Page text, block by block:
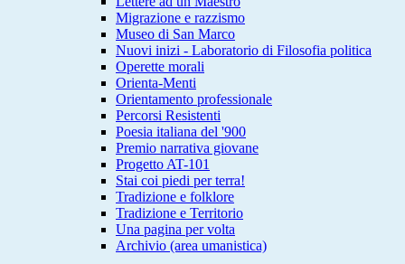
Migrazione e razzismo
Museo di San Marco
Nuovi inizi - Laboratorio di Filosofia politica
Operette morali
Orienta-Menti
Orientamento professionale
Percorsi Resistenti
Poesia italiana del '900
Premio narrativa giovane
Progetto AT-101
Stai coi piedi per terra!
Tradizione e folklore
Tradizione e Territorio
Una pagina per volta
Archivio (area umanistica)